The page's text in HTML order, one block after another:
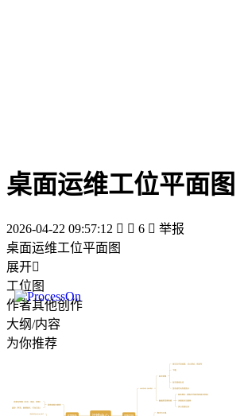
桌面运维工位平面图
2026-04-22 09:57:12   6  举报
桌面运维工位平面图
展开
工位图
作者其他创作
大纲/内容
为你推荐